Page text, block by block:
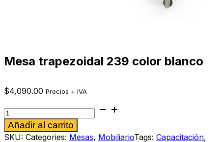
Mesa trapezoidal 239 color blanco
$4,090.00 Precios + IVA
Mesa
trapezoidal
239
color
Añadir al carrito
SKU: Categories: Mesas, MobiliarioTags: Capacitación,